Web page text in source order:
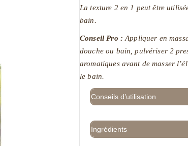
La texture 2 en 1 peut être
bain.
Conseil Pro : Appliquer en
douche ou bain, pulvériser 2
aromatiques avant de masser
le bain.
Conseils d’utilisation
Ingrédients